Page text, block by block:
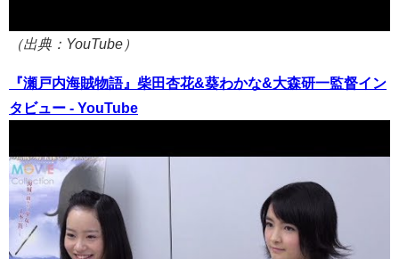
（出典：YouTube）
『瀬戸内海賊物語』柴田杏花&葵わかな&大森研一監督イン
タビュー - YouTube